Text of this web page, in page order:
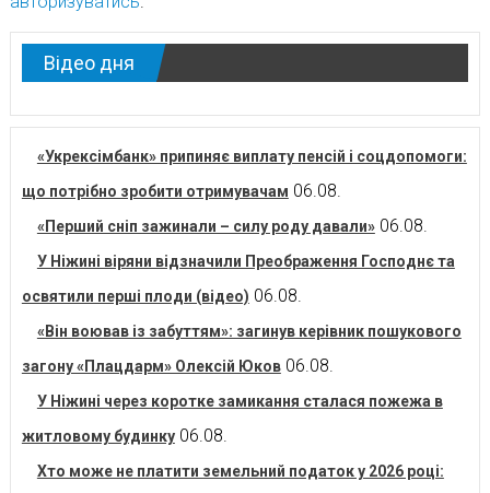
Відео дня
«Укрексімбанк» припиняє виплату пенсій і соцдопомоги:
що потрібно зробити отримувачам 06.08.
«Перший сніп зажинали – силу роду давали» 06.08.
У Ніжині віряни відзначили Преображення Господнє та
освятили перші плоди (відео) 06.08.
«Він воював із забуттям»: загинув керівник пошукового
загону «Плацдарм» Олексій Юков 06.08.
У Ніжині через коротке замикання сталася пожежа в
житловому будинку 06.08.
Хто може не платити земельний податок у 2026 році: